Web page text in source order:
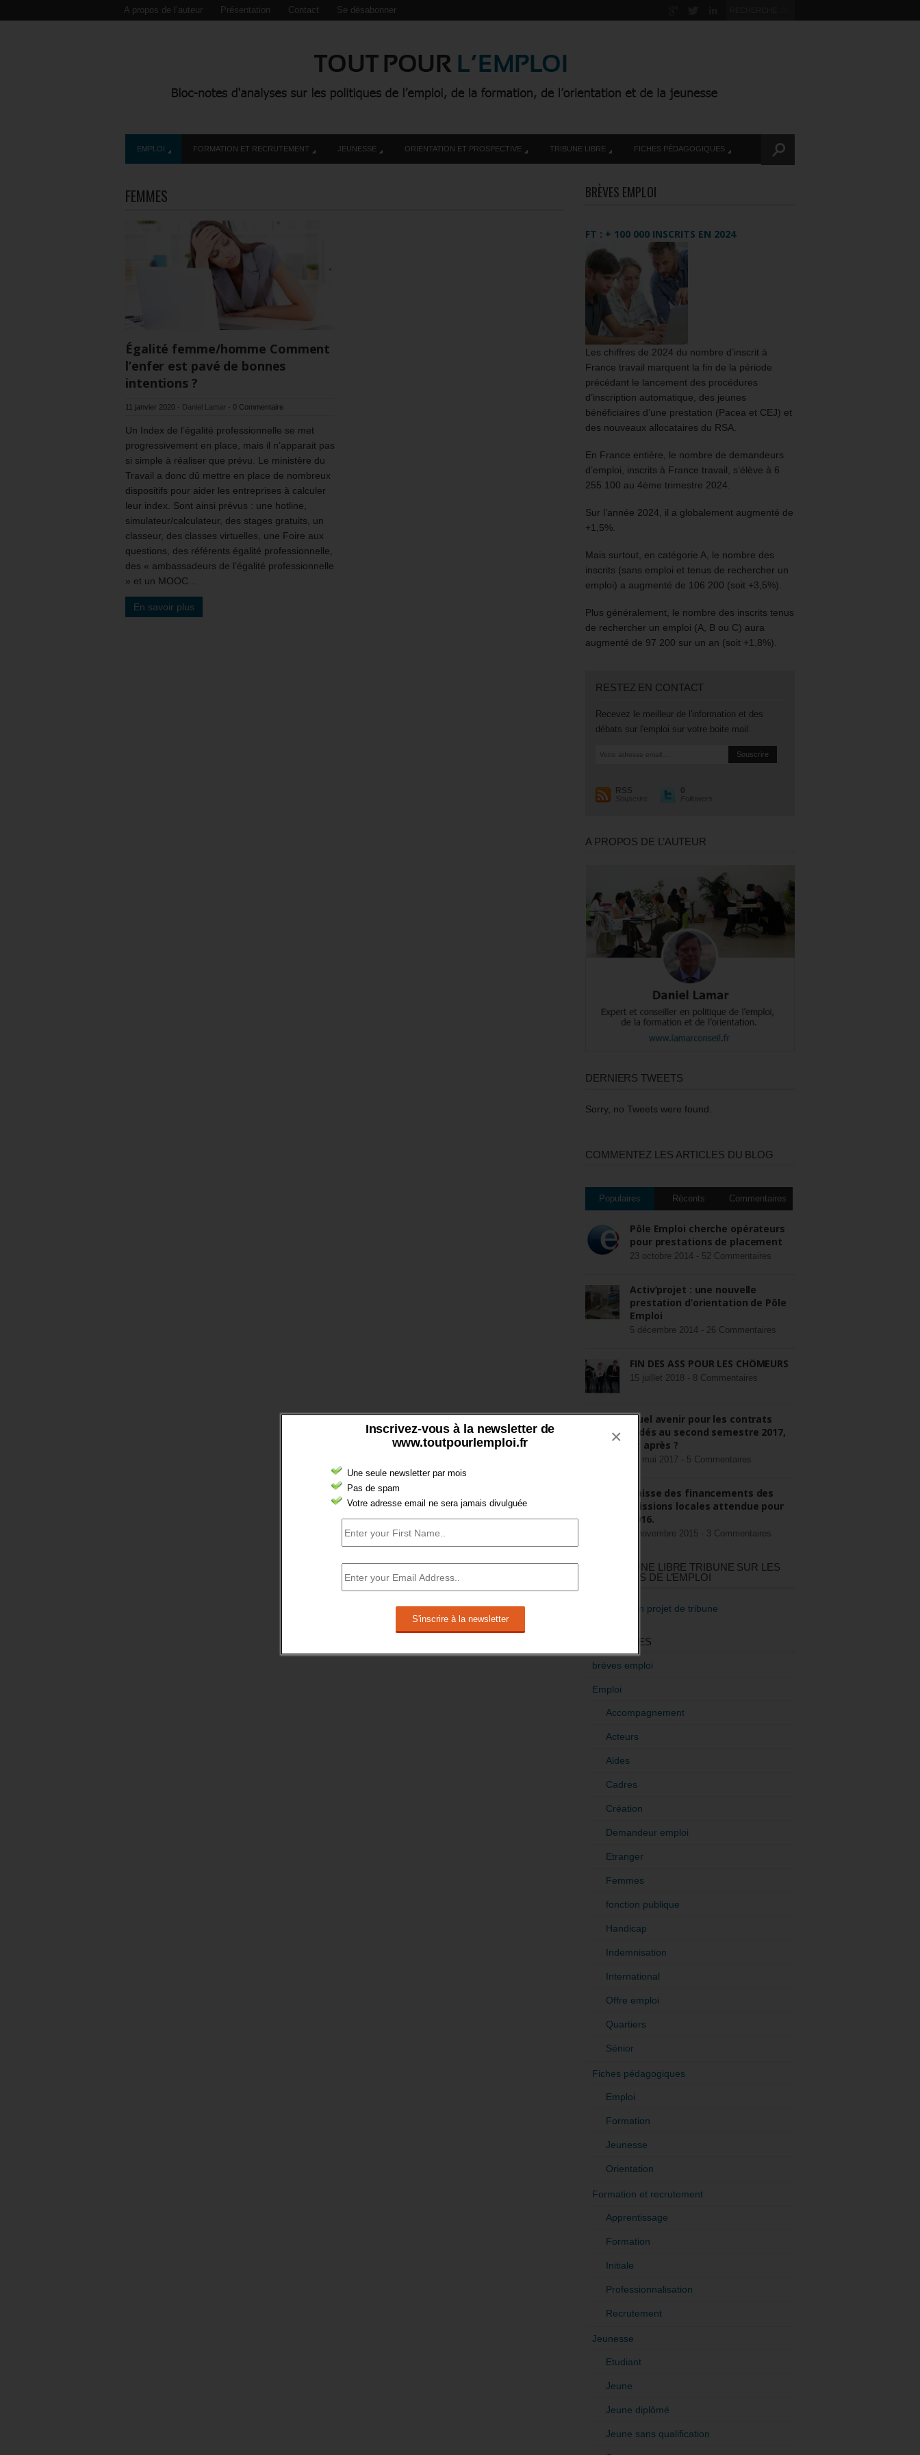
Inscrivez-vous à la newsletter de
www.toutpourlemploi.fr
Une seule newsletter par mois
Pas de spam
Votre adresse email ne sera jamais divulguée
×
A propos de l’auteur Présentation Contact Se désabonner
EMPLOI FORMATION ET RECRUTEMENT JEUNESSE ORIENTATION ET PROSPECTIVE TRIBUNE LIBRE FICHES PÉDAGOGIQUES
FEMMES
Égalité femme/homme Comment
l’enfer est pavé de bonnes
intentions ?
11 janvier 2020 - Daniel Lamar - 0 Commentaire
Un Index de l’égalité professionnelle se met
progressivement en place, mais il n’apparait pas
si simple à réaliser que prévu. Le ministère du
Travail a donc dû mettre en place de nombreux
dispositifs pour aider les entreprises à calculer
leur index. Sont ainsi prévus : une hotline,
simulateur/calculateur, des stages gratuits, un
classeur, des classes virtuelles, une Foire aux
questions, des référents égalité professionnelle,
des « ambassadeurs de l’égalité professionnelle
» et un MOOC…
En savoir plus
BRÈVES EMPLOI
FT : + 100 000 INSCRITS EN 2024
Les chiffres de 2024 du nombre d’inscrit à
France travail marquent la fin de la période
précédant le lancement des procédures
d’inscription automatique, des jeunes
bénéficiaires d’une prestation (Pacea et CEJ) et
des nouveaux allocataires du RSA.
En France entière, le nombre de demandeurs
d’emploi, inscrits à France travail, s’élève à 6
255 100 au 4ème trimestre 2024.
Sur l’année 2024, il a globalement augmenté de
+1,5%.
Mais surtout, en catégorie A, le nombre des
inscrits (sans emploi et tenus de rechercher un
emploi) a augmenté de 106 200 (soit +3,5%).
Plus généralement, le nombre des inscrits tenus
de rechercher un emploi (A, B ou C) aura
augmenté de 97 200 sur un an (soit +1,8%).
RESTEZ EN CONTACT
Recevez le meilleur de l'information et des
débats sur l'emploi sur votre boite mail.
RSS
Souscrire
0
Followers
A PROPOS DE L’AUTEUR
DERNIERS TWEETS
Sorry, no Tweets were found.
COMMENTEZ LES ARTICLES DU BLOG
Populaires Récents Commentaires
Pôle Emploi cherche opérateurs
pour prestations de placement
23 octobre 2014 - 52 Commentaires
Activ’projet : une nouvelle
prestation d’orientation de Pôle
Emploi
5 décembre 2014 - 26 Commentaires
FIN DES ASS POUR LES CHÔMEURS
15 juillet 2018 - 8 Commentaires
Quel avenir pour les contrats
aidés au second semestre 2017,
et après ?
22 mai 2017 - 5 Commentaires
Baisse des financements des
missions locales attendue pour
2016.
3 novembre 2015 - 3 Commentaires
RÉDIGEZ UNE LIBRE TRIBUNE SUR LES
POLITIQUES DE L’EMPLOI
>Décrire mon projet de tribune
CATÉGORIES
brèves emploi
Emploi
Accompagnement
Acteurs
Aides
Cadres
Création
Demandeur emploi
Etranger
Femmes
fonction publique
Handicap
Indemnisation
International
Offre emploi
Quartiers
Sénior
Fiches pédagogiques
Emploi
Formation
Jeunesse
Orientation
Formation et recrutement
Apprentissage
Formation
Initiale
Professionnalisation
Recrutement
Jeunesse
Etudiant
Jeune
Jeune diplômé
Jeune sans qualification